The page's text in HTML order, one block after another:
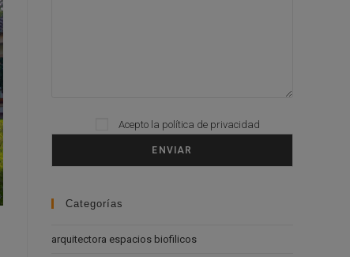
Please leave this field empty.
Acepto la política de privacidad
Categorías
arquitectora espacios biofilicos